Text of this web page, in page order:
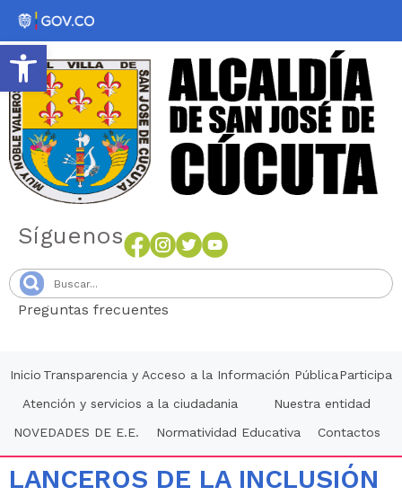
Abrir barra de herramientas
Síguenos
Preguntas frecuentes
Inicio Transparencia y Acceso a la Información PúblicaParticipa
Atención y servicios a la ciudadania
Nuestra entidad
NOVEDADES DE E.E.
Normatividad Educativa Contactos
LANCEROS DE LA INCLUSIÓN